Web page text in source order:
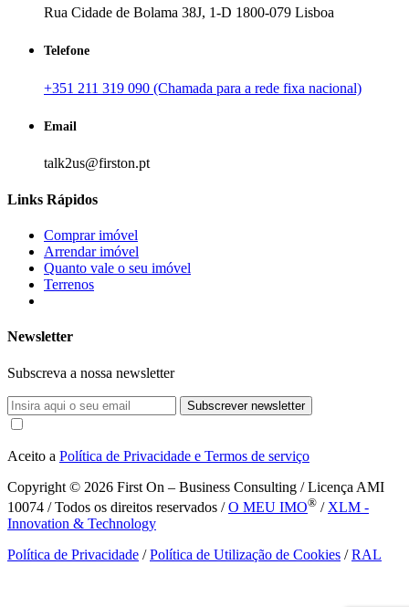
Rua Cidade de Bolama 38J, 1-D 1800-079 Lisboa
Telefone
+351 211 319 090 (Chamada para a rede fixa nacional)
Email
talk2us@firston.pt
Links Rápidos
Comprar imóvel
Arrendar imóvel
Quanto vale o seu imóvel
Terrenos
Newsletter
Subscreva a nossa newsletter
Subscrever newsletter
Aceito a Política de Privacidade e Termos de serviço
Copyright © 2026 First On – Business Consulting / Licença AMI
10074 / Todos os direitos reservados /O MEU IMO® / XLM -
Innovation & Technology
Política de Privacidade /Política de Utilização de Cookies /RAL